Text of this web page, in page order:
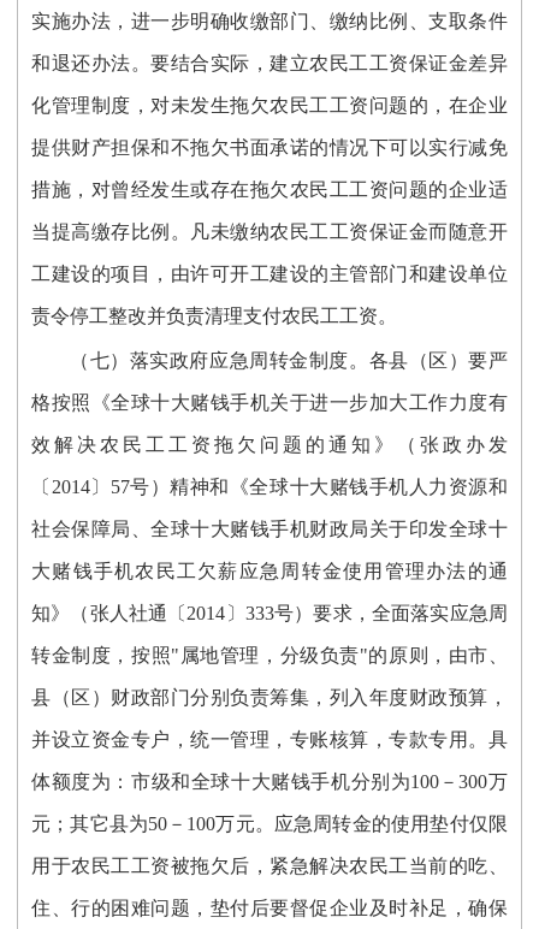
实施办法，进一步明确收缴部门、缴纳比例、支取条件
和退还办法。要结合实际，建立农民工工资保证金差异
化管理制度，对未发生拖欠农民工工资问题的，在企业
提供财产担保和不拖欠书面承诺的情况下可以实行减免
措施，对曾经发生或存在拖欠农民工工资问题的企业适
当提高缴存比例。凡未缴纳农民工工资保证金而随意开
工建设的项目，由许可开工建设的主管部门和建设单位
责令停工整改并负责清理支付农民工工资。
（七）落实政府应急周转金制度。各县（区）要严
格按照《全球十大赌钱手机关于进一步加大工作力度有
效解决农民工工资拖欠问题的通知》（张政办发
〔2014〕57号）精神和《全球十大赌钱手机人力资源和
社会保障局、全球十大赌钱手机财政局关于印发全球十
大赌钱手机农民工欠薪应急周转金使用管理办法的通
知》（张人社通〔2014〕333号）要求，全面落实应急周
转金制度，按照"属地管理，分级负责"的原则，由市、
县（区）财政部门分别负责筹集，列入年度财政预算，
并设立资金专户，统一管理，专账核算，专款专用。具
体额度为：市级和全球十大赌钱手机分别为100－300万
元；其它县为50－100万元。应急周转金的使用垫付仅限
用于农民工工资被拖欠后，紧急解决农民工当前的吃、
住、行的困难问题，垫付后要督促企业及时补足，确保